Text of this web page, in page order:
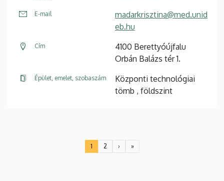
E-mail
madarkrisztina@med.unid
eb.hu
Cím
4100 Berettyóújfalu
Orbán Balázs tér 1.
Épület, emelet, szobaszám
Központi technológiai
tömb , földszint
Jelenlegi
1
Oldal
2
Következő
›
Utolsó
»